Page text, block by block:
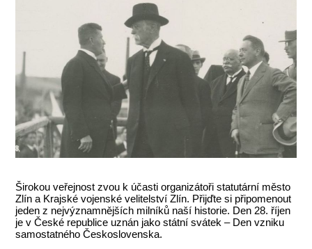
Širokou veřejnost zvou k účasti organizátoři statutární město
Zlín a Krajské vojenské velitelství Zlín. Přijďte si připomenout
jeden z nejvýznamnějších milníků naší historie. Den 28. říjen
je v České republice uznán jako státní svátek – Den vzniku
samostatného Československa.